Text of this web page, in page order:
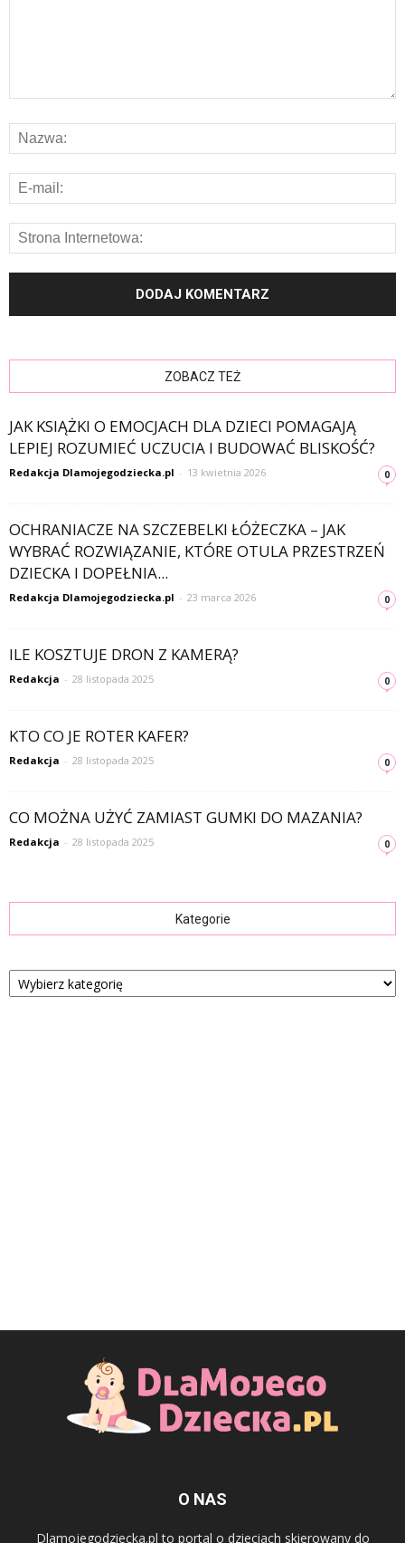
ZOBACZ TEŻ
JAK KSIĄŻKI O EMOCJACH DLA DZIECI POMAGAJĄ
LEPIEJ ROZUMIEĆ UCZUCIA I BUDOWAĆ BLISKOŚĆ?
Redakcja Dlamojegodziecka.pl - 13 kwietnia 2026 0
OCHRANIACZE NA SZCZEBELKI ŁÓŻECZKA – JAK
WYBRAĆ ROZWIĄZANIE, KTÓRE OTULA PRZESTRZEŃ
DZIECKA I DOPEŁNIA...
Redakcja Dlamojegodziecka.pl - 23 marca 2026 0
ILE KOSZTUJE DRON Z KAMERĄ?
Redakcja - 28 listopada 2025 0
KTO CO JE ROTER KAFER?
Redakcja - 28 listopada 2025 0
CO MOŻNA UŻYĆ ZAMIAST GUMKI DO MAZANIA?
Redakcja - 28 listopada 2025 0
Kategorie
Kategorie
O NAS
Dlamojegodziecka.pl to portal o dzieciach skierowany do